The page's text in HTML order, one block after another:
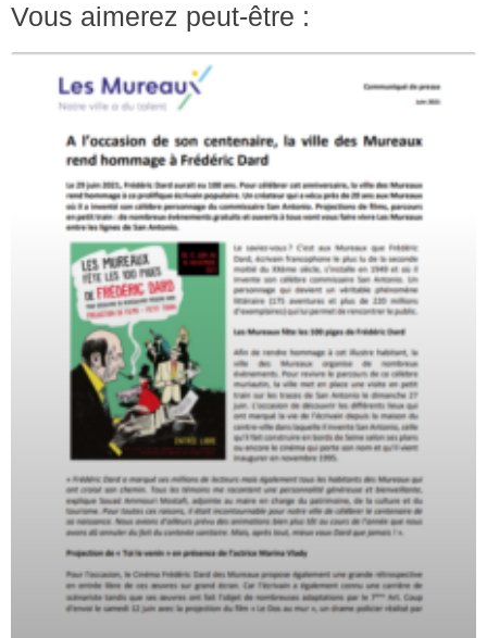
Vous aimerez peut-être :